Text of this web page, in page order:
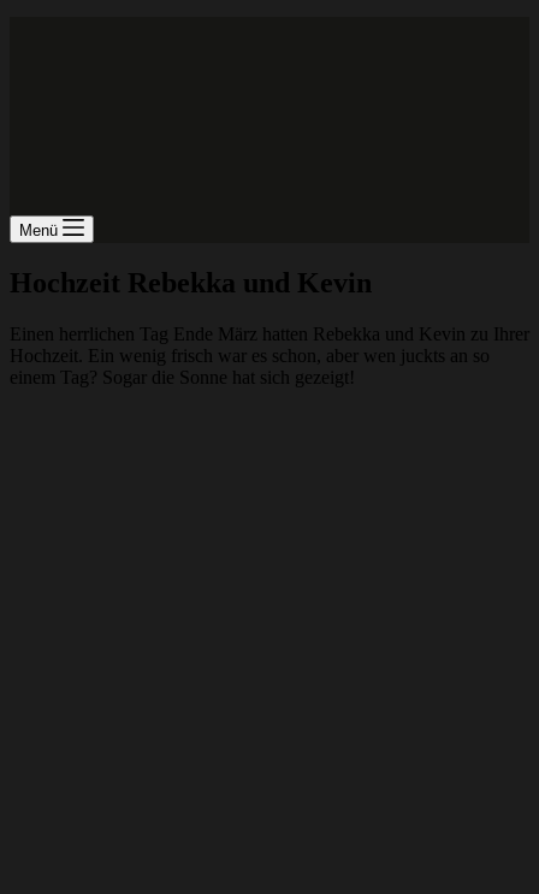
Menü
Hochzeit Rebekka und Kevin
Einen herrlichen Tag Ende März hatten Rebekka und Kevin zu Ihrer
Hochzeit. Ein wenig frisch war es schon, aber wen juckts an so
einem Tag? Sogar die Sonne hat sich gezeigt!